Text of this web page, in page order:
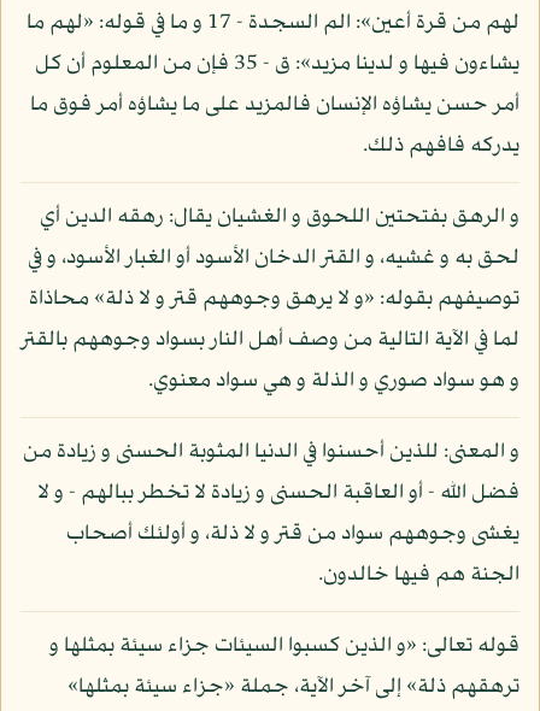
لهم من قرة أعين»: الم السجدة - 17 و ما في قوله: «لهم ما
يشاءون فيها و لدينا مزيد»: ق - 35 فإن من المعلوم أن كل
أمر حسن يشاؤه الإنسان فالمزيد على ما يشاؤه أمر فوق ما
يدركه فافهم ذلك.
و الرهق بفتحتين اللحوق و الغشيان يقال: رهقه الدين أي
لحق به و غشيه، و القتر الدخان الأسود أو الغبار الأسود، و في
توصيفهم بقوله: «و لا يرهق وجوههم قتر و لا ذلة» محاذاة
لما في الآية التالية من وصف أهل النار بسواد وجوههم بالقتر
و هو سواد صوري و الذلة و هي سواد معنوي.
و المعنى: للذين أحسنوا في الدنيا المثوبة الحسنى و زيادة من
فضل الله - أو العاقبة الحسنى و زيادة لا تخطر ببالهم - و لا
يغشى وجوههم سواد من قتر و لا ذلة، و أولئك أصحاب
الجنة هم فيها خالدون.
قوله تعالى: «و الذين كسبوا السيئات جزاء سيئة بمثلها و
ترهقهم ذلة» إلى آخر الآية، جملة «جزاء سيئة بمثلها»